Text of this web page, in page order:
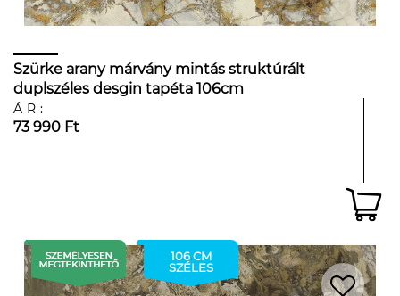
Szürke arany márvány mintás struktúrált
duplszéles desgin tapéta 106cm
ÁR:
73 990 Ft
106 CM
SZÉLES